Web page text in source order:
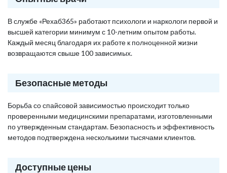
В службе «Рехаб365» работают психологи и наркологи первой и
высшей категории минимум с 10-летним опытом работы.
Каждый месяц благодаря их работе к полноценной жизни
возвращаются свыше 100 зависимых.
Безопасные методы
Борьба со спайсовой зависимостью происходит только
проверенными медицинскими препаратами, изготовленными
по утвержденным стандартам. Безопасность и эффективность
методов подтверждена несколькими тысячами клиентов.
Доступные цены